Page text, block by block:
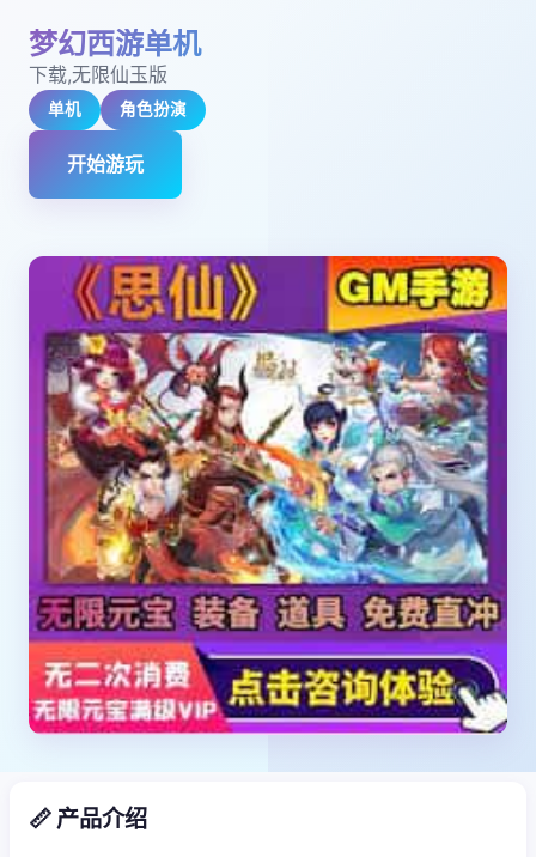
梦幻西游单机
下载,无限仙玉版
单机 角色扮演
开始游玩
📏 产品介绍